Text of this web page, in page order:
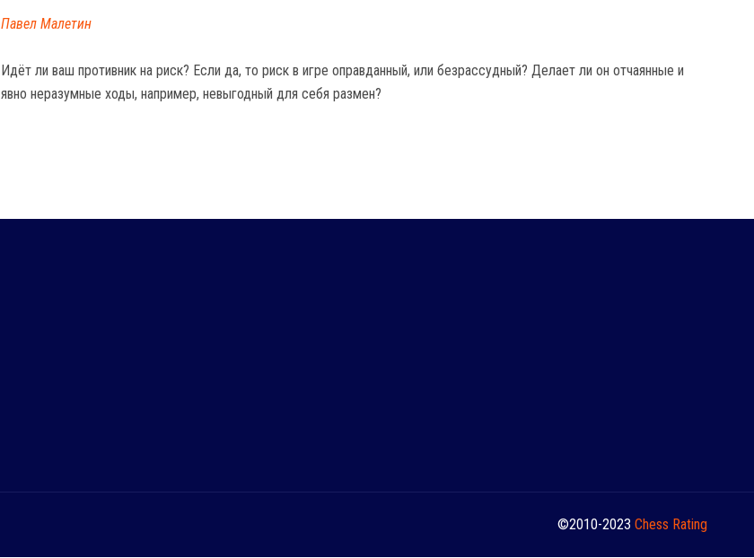
Павел Малетин
Идёт ли ваш противник на риск? Если да, то риск в игре оправданный, или безрассудный? Делает ли он отчаянные и
явно неразумные ходы, например, невыгодный для себя размен?
©2010-2023 Сhess Rating